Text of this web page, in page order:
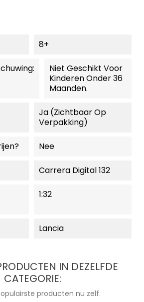
8+
Niet Geschikt Voor
Kinderen Onder 36
Maanden.
Ja (zichtbaar Op
Verpakking)
Nee
Carrera Digital 132
1:32
Lancia
IN DEZELFDE
CATEGORIE:
producten nu zelf.